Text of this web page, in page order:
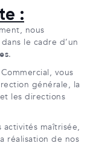
:
nous
le cadre d’un
.
vous
générale, la
les directions
activités maîtrisée,
réalisation de nos